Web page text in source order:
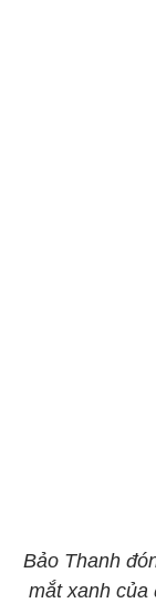
Bảo Thanh
mắt xanh của